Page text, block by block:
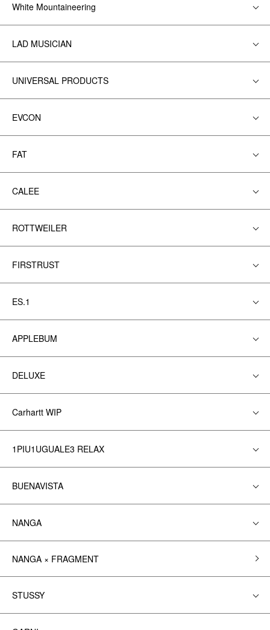
White Mountaineering
LAD MUSICIAN
UNIVERSAL PRODUCTS
EVCON
FAT
CALEE
ROTTWEILER
FIRSTRUST
ES.1
APPLEBUM
DELUXE
Carhartt WIP
1PIU1UGUALE3 RELAX
BUENAVISTA
NANGA
NANGA × FRAGMENT
STUSSY